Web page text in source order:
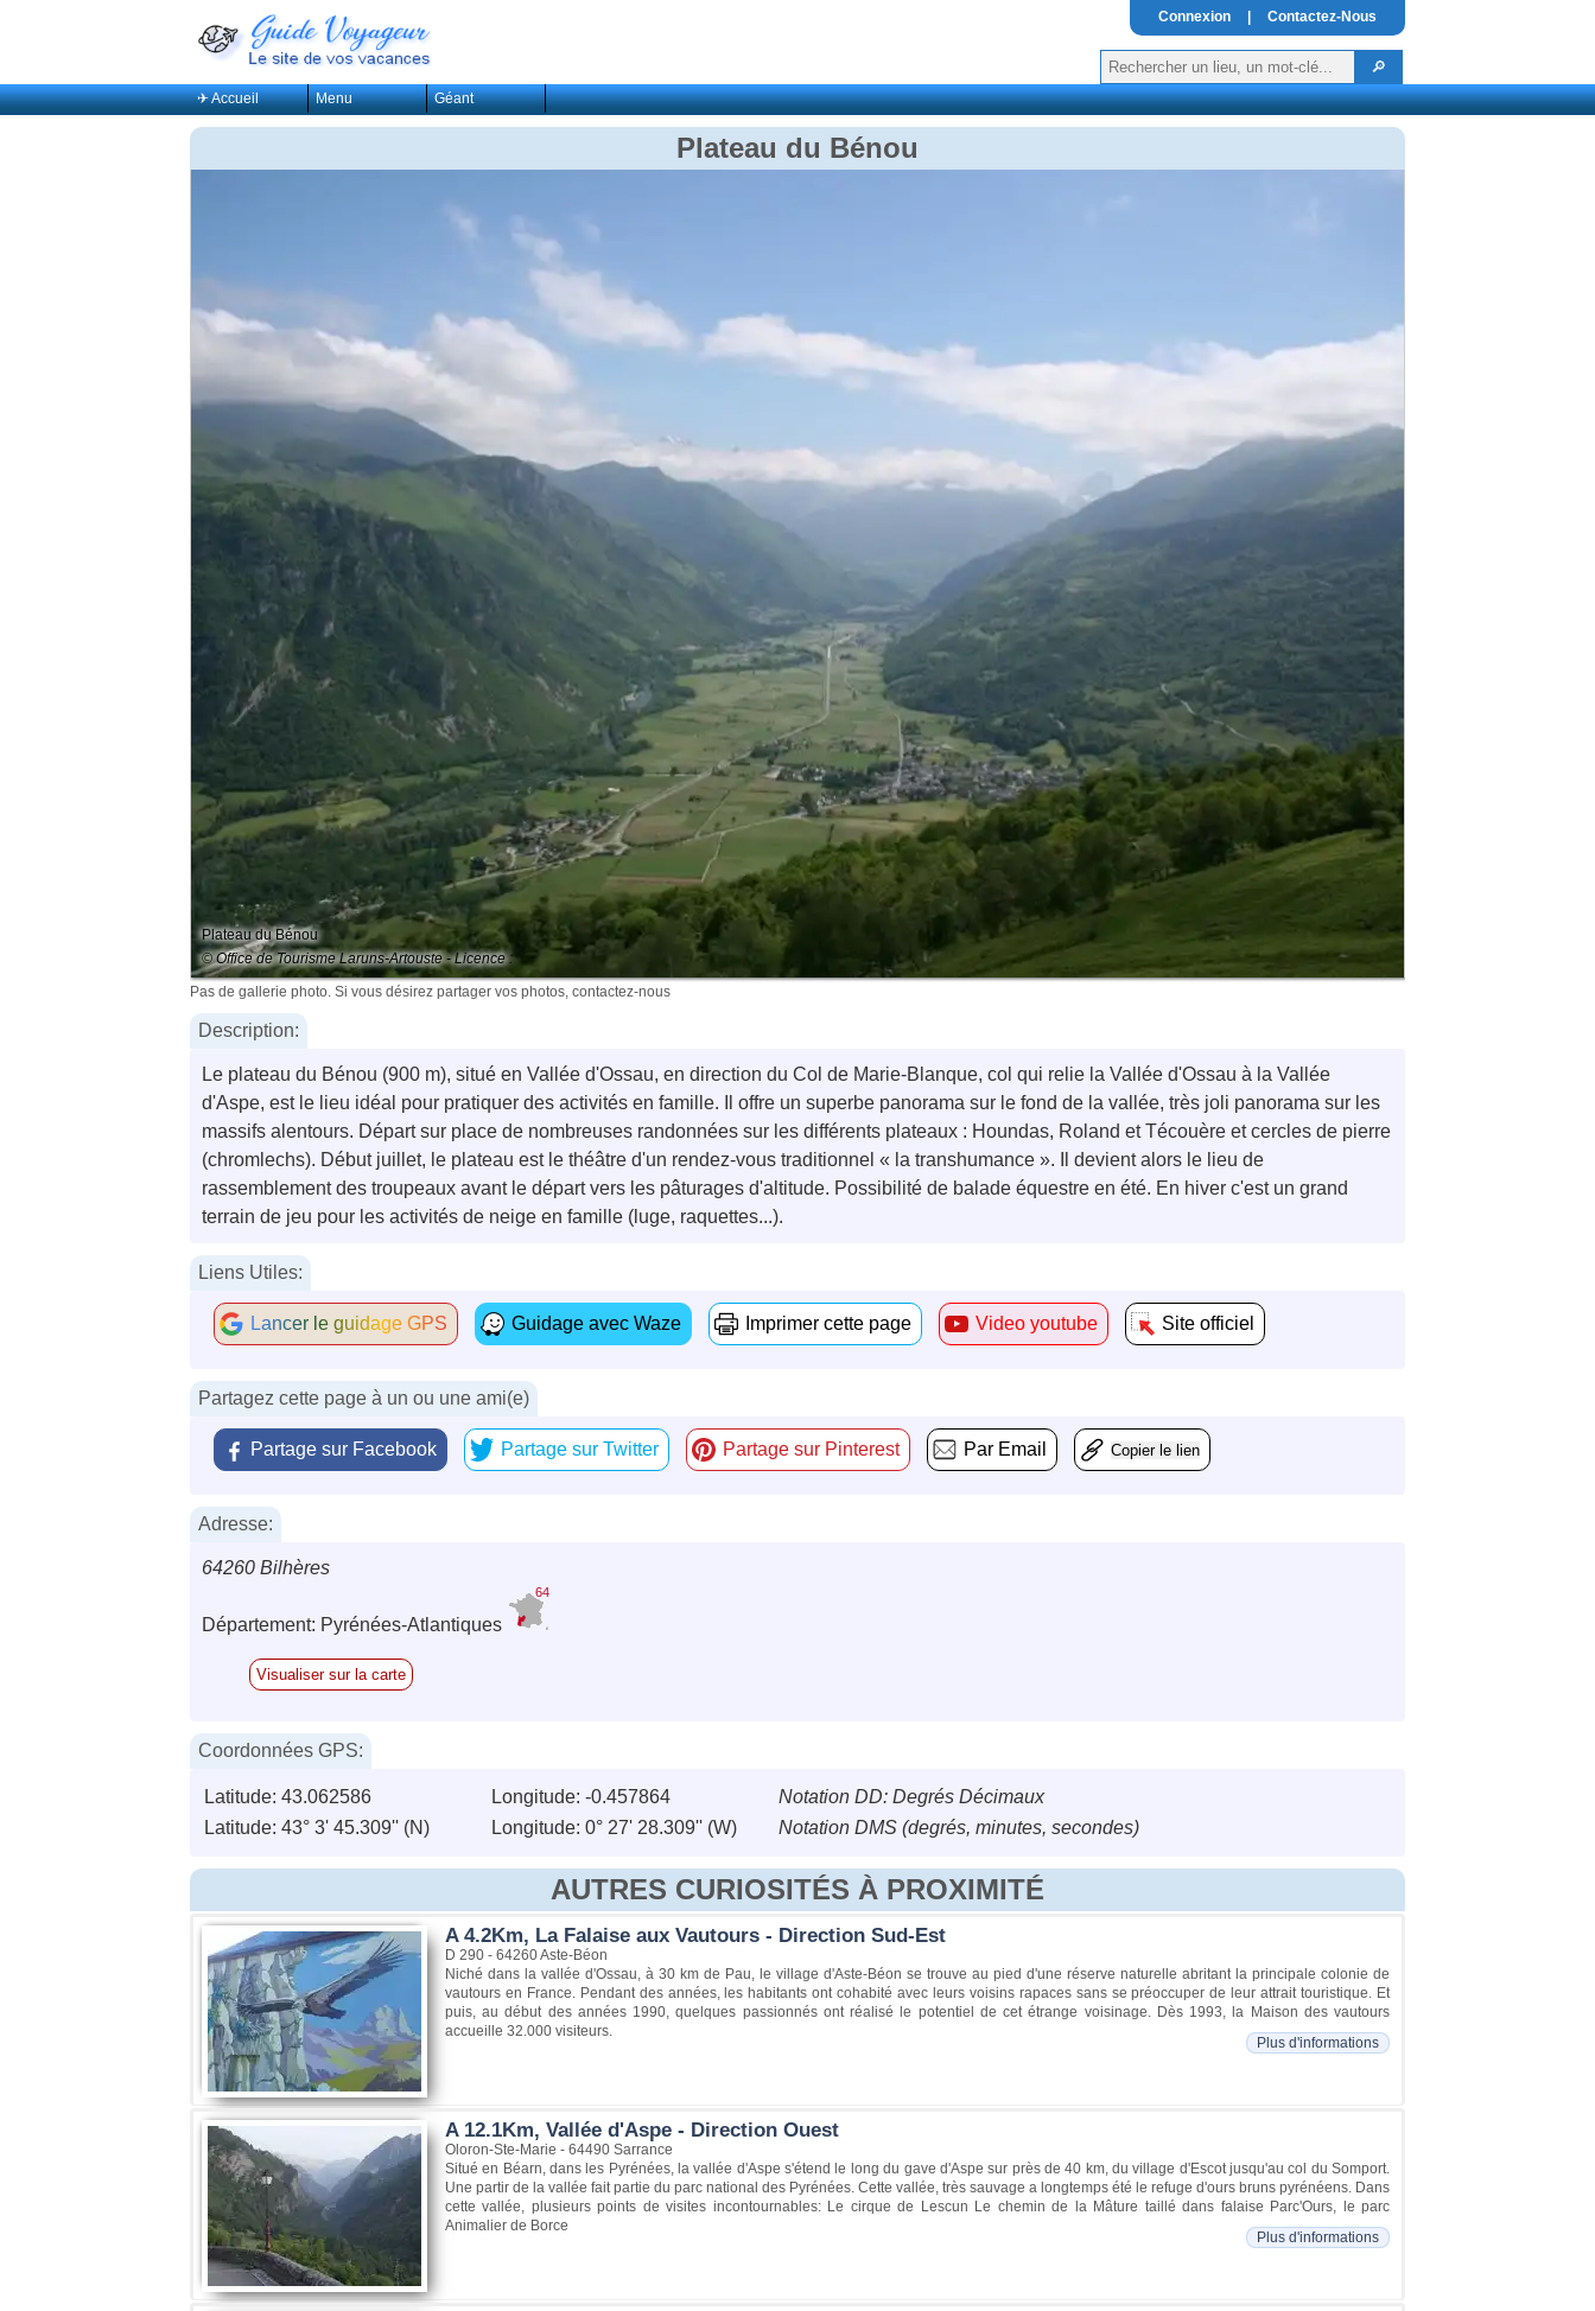
Connexion Contactez-Nous
✈ Accueil Menu Géant
Plateau du Bénou
Plateau du Bénou
© Office de Tourisme Laruns-Artouste - Licence :
Pas de gallerie photo. Si vous désirez partager vos photos, contactez-nous
Description:
Le plateau du Bénou (900 m), situé en Vallée d'Ossau, en direction du Col de Marie-Blanque, col qui relie la Vallée d'Ossau à la Vallée
d'Aspe, est le lieu idéal pour pratiquer des activités en famille. Il offre un superbe panorama sur le fond de la vallée, très joli panorama sur les
massifs alentours. Départ sur place de nombreuses randonnées sur les différents plateaux : Houndas, Roland et Técouère et cercles de pierre
(chromlechs). Début juillet, le plateau est le théâtre d'un rendez-vous traditionnel « la transhumance ». Il devient alors le lieu de
rassemblement des troupeaux avant le départ vers les pâturages d'altitude. Possibilité de balade équestre en été. En hiver c'est un grand
terrain de jeu pour les activités de neige en famille (luge, raquettes...).
Liens Utiles:
Lancer le guidage GPS Guidage avec Waze Imprimer cette page Video youtube Site officiel
Partagez cette page à un ou une ami(e)
Partage sur Facebook Partage sur Twitter Partage sur Pinterest Par Email Copier le lien
Adresse:
64260 Bilhères
Département: Pyrénées-Atlantiques
64
Visualiser sur la carte
Coordonnées GPS:
Latitude: 43.062586 Longitude: -0.457864
Notation DD: Degrés Décimaux
Latitude: 43° 3' 45.309'' (N)
Longitude: 0° 27' 28.309'' (W) Notation DMS (degrés, minutes, secondes)
AUTRES CURIOSITÉS À PROXIMITÉ
A 4.2Km, La Falaise aux Vautours - Direction Sud-Est
D 290 - 64260 Aste-Béon
Niché dans la vallée d'Ossau, à 30 km de Pau, le village d'Aste-Béon se trouve au pied d'une réserve naturelle abritant la principale colonie de
vautours en France. Pendant des années, les habitants ont cohabité avec leurs voisins rapaces sans se préoccuper de leur attrait touristique. Et
puis, au début des années 1990, quelques passionnés ont réalisé le potentiel de cet étrange voisinage. Dès 1993, la Maison des vautours
accueille 32.000 visiteurs.
Plus d'informations
A 12.1Km, Vallée d'Aspe - Direction Ouest
Oloron-Ste-Marie - 64490 Sarrance
Situé en Béarn, dans les Pyrénées, la vallée d'Aspe s'étend le long du gave d'Aspe sur près de 40 km, du village d'Escot jusqu'au col du Somport.
Une partir de la vallée fait partie du parc national des Pyrénées. Cette vallée, très sauvage a longtemps été le refuge d'ours bruns pyrénéens. Dans
cette vallée, plusieurs points de visites incontournables: Le cirque de Lescun Le chemin de la Mâture taillé dans falaise Parc'Ours, le parc
Animalier de Borce
Plus d'informations